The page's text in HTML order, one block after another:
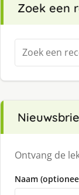
Zoek een
Zoeken
naar:
Ontvang de
Naam